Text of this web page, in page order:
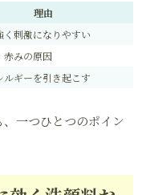
理由
く刺激になりやすい
赤みの原因
ルギーを引き起こす
、一つひとつのポイン